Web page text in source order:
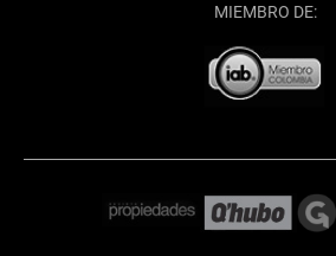
MIEMBRO DE: